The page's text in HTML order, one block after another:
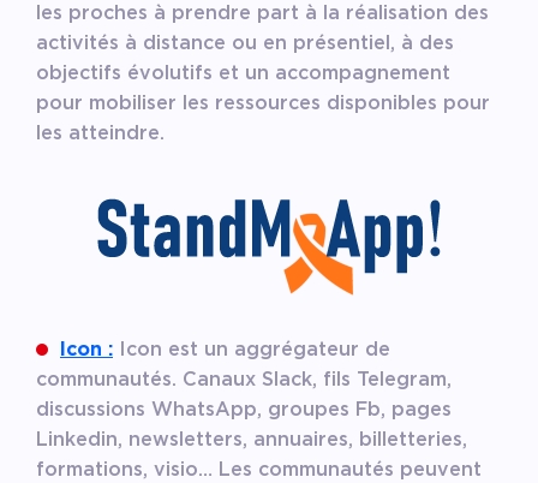
les proches à prendre part à la réalisation des
activités à distance ou en présentiel, à des
objectifs évolutifs et un accompagnement
pour mobiliser les ressources disponibles pour
les atteindre.
Icon : Icon est un aggrégateur de
communautés. Canaux Slack, fils Telegram,
discussions WhatsApp, groupes Fb, pages
Linkedin, newsletters, annuaires, billetteries,
formations, visio… Les communautés peuvent